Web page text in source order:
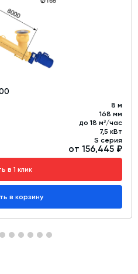
8 м
168 мм
до 18 м³/час
7,5 кВт
S серия
от 156,445 ₽
в 1 клик
в корзину